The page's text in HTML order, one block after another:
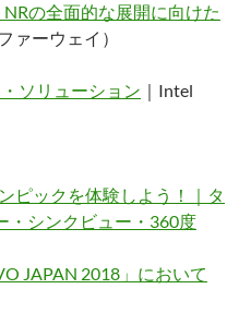
の全面的な展開に向けた
ァーウェイ）
ソリューション ｜Intel
ピックを体験しよう！｜タ
・シンクビュー・360度
JAPAN 2018」において